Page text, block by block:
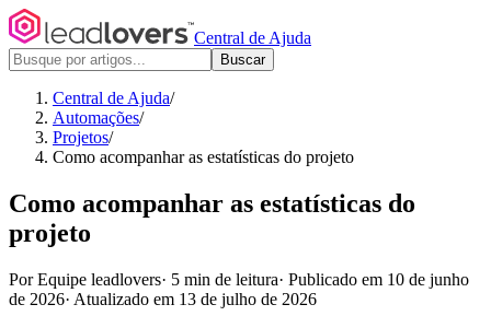
Central de Ajuda
Buscar
Central de Ajuda/
Automações/
Projetos/
Como acompanhar as estatísticas do projeto
Como acompanhar as estatísticas do
projeto
Por Equipe leadlovers· 5 min de leitura· Publicado em 10 de junho
de 2026· Atualizado em 13 de julho de 2026